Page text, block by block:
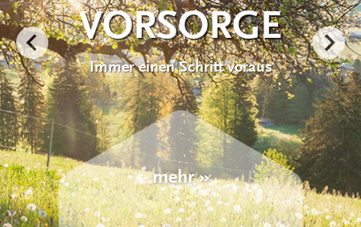
VORSORGE
Immer einen Schritt voraus
mehr »